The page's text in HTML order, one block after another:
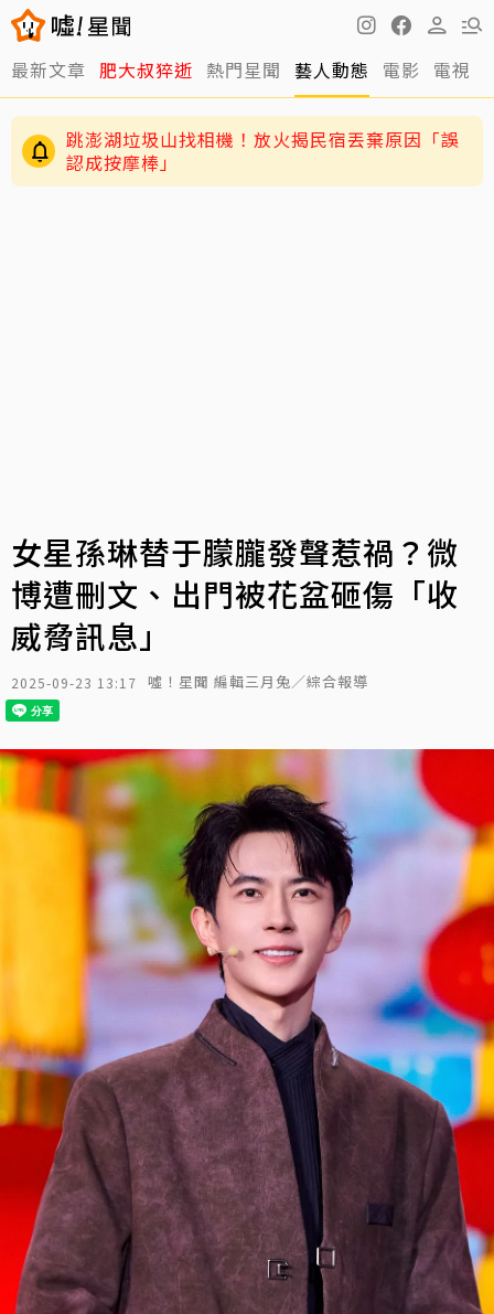
最新文章 肥大叔猝逝 熱門星聞 藝人動態 電影 電視
跳澎湖垃圾山找相機！放火揭民宿丟棄原因「誤
認成按摩棒」
女星孫琳替于朦朧發聲惹禍？微
博遭刪文、出門被花盆砸傷「收
威脅訊息」
2025-09-23 13:17 噓！星聞 編輯三月兔／綜合報導